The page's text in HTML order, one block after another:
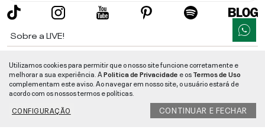
Sobre a LIVE!
Informações
Utilizamos cookies para permitir que o nosso site funcione corretamente e
melhorar a sua experiência. APolitica de Privacidade e osTermos de Uso
complementam este aviso. Ao navegar em nosso site, o usuário estará de
acordo com os nossos termos e políticas.
CONFIGURAÇÃO
CONTINUAR E FECHAR